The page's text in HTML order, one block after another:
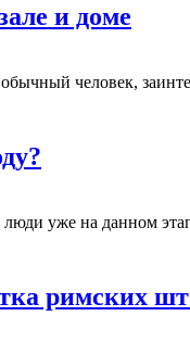
и доме
человек,
уже на данном
римских